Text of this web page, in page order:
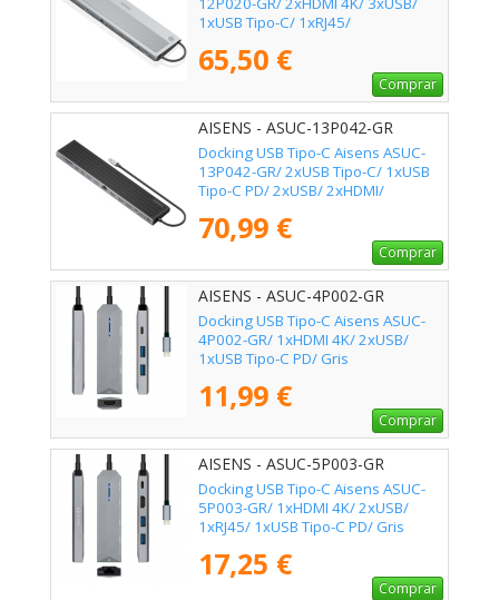
1xUSB Tipo-C/ 1xRJ45/
1xUSB Tipo-C PD/ Gris
65,50 €
Comprar
AISENS - ASUC-13P042-GR
Docking USB Tipo-C Aisens ASUC-
13P042-GR/ 2xUSB Tipo-C/ 1xUSB
Tipo-C PD/ 2xUSB/ 2xHDMI/
Tarjetas/ 1xJack 3.5mm/
1xRJ45/Gris
70,99 €
Comprar
AISENS - ASUC-4P002-GR
Docking USB Tipo-C Aisens ASUC-
4P002-GR/ 1xHDMI 4K/ 2xUSB/
1xUSB Tipo-C PD/ Gris
11,99 €
Comprar
AISENS - ASUC-5P003-GR
Docking USB Tipo-C Aisens ASUC-
5P003-GR/ 1xHDMI 4K/ 2xUSB/
1xRJ45/ 1xUSB Tipo-C PD/ Gris
17,25 €
Comprar